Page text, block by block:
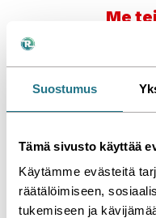
Suostumus
Tämä sivusto käyttää
Käytämme evästeitä
räätälöimiseen,
tukemiseen ja
Me